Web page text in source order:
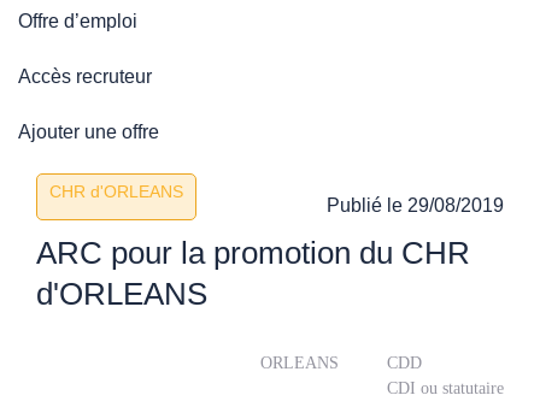
Offre d’emploi
Accès recruteur
Ajouter une offre
CHR d'ORLEANS
Publié le 29/08/2019
ARC pour la promotion du CHR
d'ORLEANS
ORLEANS
CDD
CDI ou statutaire